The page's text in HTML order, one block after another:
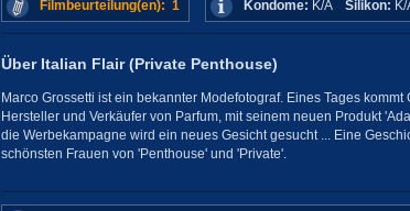
Filmbeurteilung(en): 1 Kondome: K/A Silikon:
Über Italian Flair (Private Penthouse)
Marco Grossetti ist ein bekannter Modefotograf. Eines Tages
Hersteller und Verkäufer von Parfum, mit seinem neuen Produkt
die Werbekampagne wird ein neues Gesicht gesucht ... Eine
schönsten Frauen von 'Penthouse' und 'Private'.